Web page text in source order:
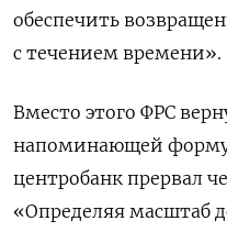
обеспечить
с течением времени».
Вместо этого ФРС
напоминающей
центробанк прервал
«Определяя масштаб